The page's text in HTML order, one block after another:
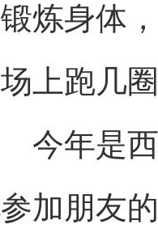
炼身体
上跑几
年是西
加朋友